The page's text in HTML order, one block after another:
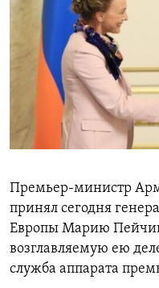
СПОРТ
АРХИВ
Հայերեն
English
Все сайты Радио
Премьер-министр
принял сегодня
Европы Марию
возглавляемую ею
служба аппарата